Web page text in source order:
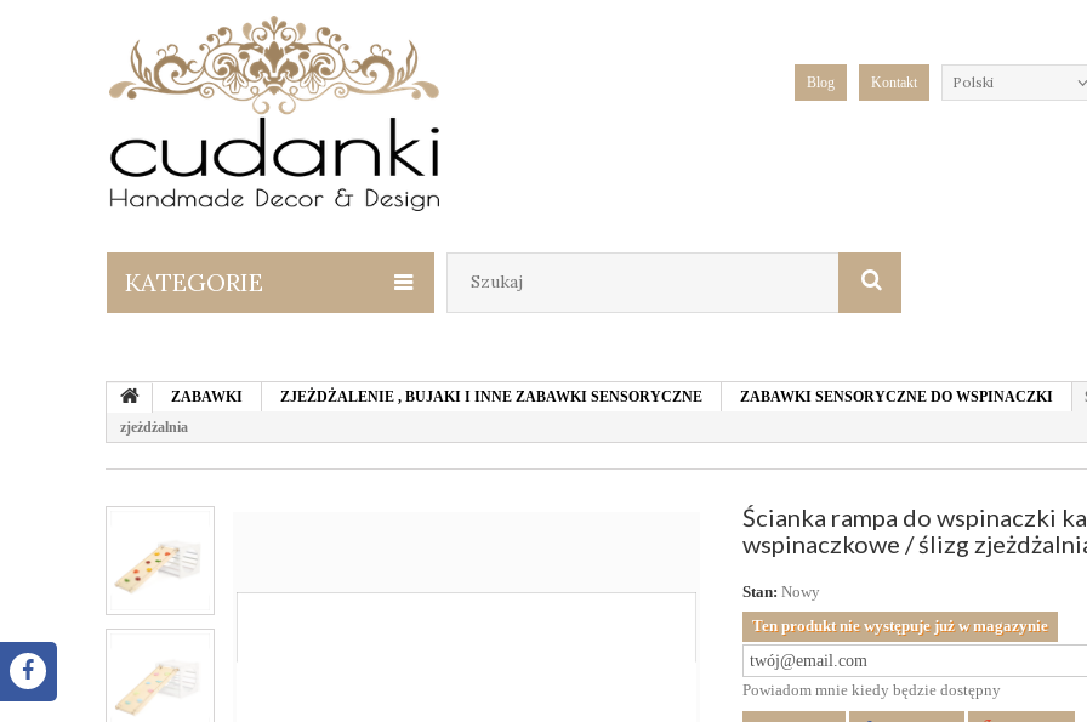
Polski
Blog Kontakt
KATEGORIE
ZABAWKI ZJEŻDŻALENIE , BUJAKI I INNE ZABAWKI SENSORYCZNE ZABAWKI SENSORYCZNE DO WSPINACZKI
zjeżdżalnia
Ścianka rampa do wspinaczki
wspinaczkowe / ślizg
Stan: Nowy
Ten produkt nie występuje już w magazynie
Powiadom mnie kiedy będzie dostępny